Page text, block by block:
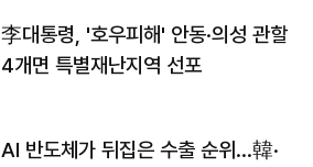
李대통령, '호우피해' 안동·의성 관할
4개면 특별재난지역 선포
AI 반도체가 뒤집은 수출 순위…韓·